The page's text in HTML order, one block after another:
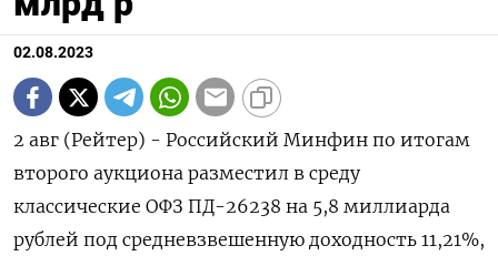
02.08.2023
2 авг (Рейтер) - Российский Минфин по итогам
второго аукциона разместил в среду
классические ОФЗ ПД-26238 на 5,8 миллиарда
рублей под средневзвешенную доходность 11,21%,